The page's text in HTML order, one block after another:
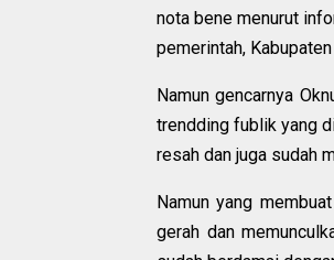
nota bene menurut
pemerintah, Kabupaten
Namun gencarnya
trendding fublik yang
resah dan juga sudah
Namun yang
gerah dan